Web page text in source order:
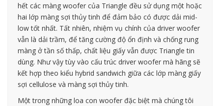
hết các màng woofer của Triangle đều sử dụng một hoặc
hai lớp màng sợi thủy tinh để đảm bảo có được dải mid-
low tốt nhất. Tất nhiên, nhiệm vụ chính của driver woofer
vẫn là dải trầm, để tăng cường độ ổn định và chống rung
màng ở tần số thấp, chất liệu giấy vẫn được Triangle tin
dùng. Như vậy tùy vào cấu trúc driver woofer mà hãng sẽ
kết hợp theo kiểu hybrid sandwich giữa các lớp màng giấy
sợi cellulose và màng sợi thủy tinh.
Một trong những loa con woofer đặc biệt mà chúng tôi